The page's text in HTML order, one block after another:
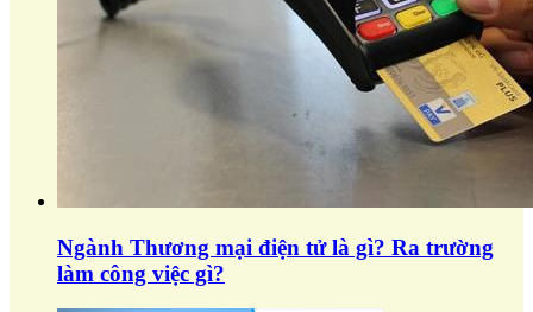
Ngành Thương mại điện tử là gì? Ra trường
làm công việc gì?